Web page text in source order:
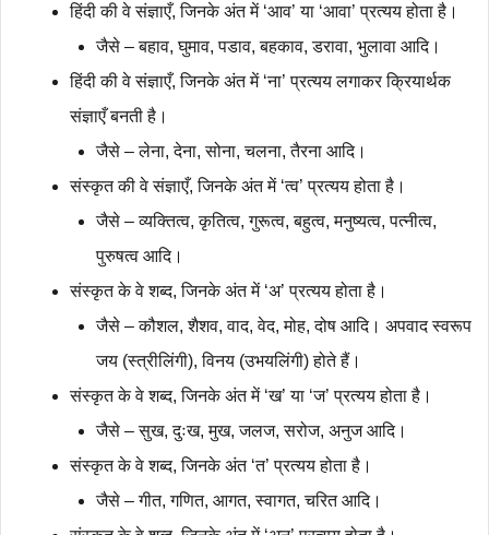
हिंदी की वे संज्ञाएँ, जिनके अंत में ‘आव’ या ‘आवा’ प्रत्यय होता है।
जैसे – बहाव, घुमाव, पडाव, बहकाव, डरावा, भुलावा आदि।
हिंदी की वे संज्ञाएँ, जिनके अंत में ‘ना’ प्रत्यय लगाकर क्रियार्थक
संज्ञाएँ बनती है।
जैसे – लेना, देना, सोना, चलना, तैरना आदि।
संस्कृत की वे संज्ञाएँ, जिनके अंत में ‘त्व’ प्रत्यय होता है।
जैसे – व्यक्तित्व, कृतित्व, गुरूत्व, बहुत्व, मनुष्यत्व, पत्नीत्व,
पुरुषत्व आदि।
संस्कृत के वे शब्द, जिनके अंत में ‘अ’ प्रत्यय होता है।
जैसे – कौशल, शैशव, वाद, वेद, मोह, दोष आदि। अपवाद स्वरूप
जय (स्त्रीलिंगी), विनय (उभयलिंगी) होते हैं।
संस्कृत के वे शब्द, जिनके अंत में ‘ख’ या ‘ज’ प्रत्यय होता है।
जैसे – सुख, दुःख, मुख, जलज, सरोज, अनुज आदि।
संस्कृत के वे शब्द, जिनके अंत ‘त’ प्रत्यय होता है।
जैसे – गीत, गणित, आगत, स्वागत, चरित आदि।